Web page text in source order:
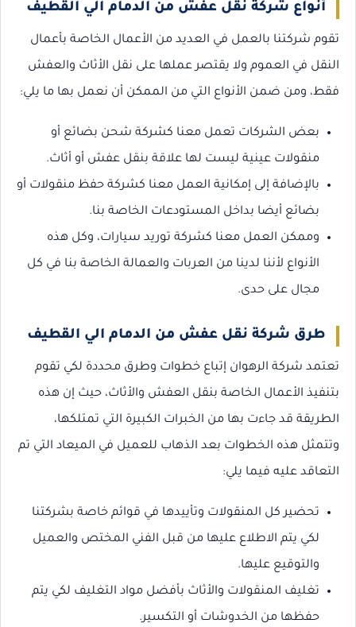
أنواع شركة نقل عفش من الدمام الي القطيف
تقوم شركتنا بالعمل في العديد من الأعمال الخاصة بأعمال
النقل في العموم ولا يقتصر عملها على نقل الأثاث والعفش
فقط، ومن ضمن الأنواع التي من الممكن أن نعمل بها ما يلي:
بعض الشركات تعمل معنا كشركة شحن بضائع أو
منقولات عينية ليست لها علاقة بنقل عفش أو أثاث.
بالإضافة إلى إمكانية العمل معنا كشركة حفظ منقولات أو
بضائع أيضا بداخل المستودعات الخاصة بنا.
وممكن العمل معنا كشركة توريد سيارات، وكل هذه
الأنواع لأننا لدينا من العربات والعمالة الخاصة بنا في كل
مجال على حدى.
طرق شركة نقل عفش من الدمام الي القطيف
تعتمد شركة الرهوان إتباع خطوات وطرق محددة لكي تقوم
بتنفيذ الأعمال الخاصة بنقل العفش والأثاث، حيث إن هذه
الطريقة قد جاءت بها من الخبرات الكبيرة التي تمتلكها،
وتتمثل هذه الخطوات بعد الذهاب للعميل في الميعاد التي تم
التعاقد عليه فيما يلي:
تحضير كل المنقولات وتأييدها في قوائم خاصة بشركتنا
لكي يتم الاطلاع عليها من قبل الفني المختص والعميل
والتوقيع عليها.
تغليف المنقولات والأثاث بأفضل مواد التغليف لكي يتم
حفظها من الخدوشات أو التكسير.